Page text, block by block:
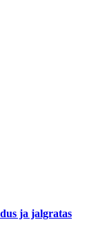
ja jalgratas